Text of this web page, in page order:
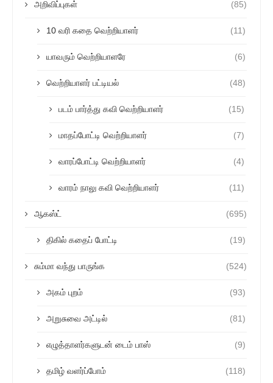
அறிவிப்புகள் (85)
10 வரி கதை வெற்றியாளர் (11)
யாவரும் வெற்றியாளரே (6)
வெற்றியாளர் பட்டியல் (48)
படம் பார்த்து கவி வெற்றியாளர் (15)
மாதப்போட்டி வெற்றியாளர் (7)
வாரப்போட்டி வெற்றியாளர் (4)
வாரம் நாலு கவி வெற்றியாளர் (11)
ஆகஸ்ட் (695)
திகில் கதைப் போட்டி (19)
சும்மா வந்து பாருங்க (524)
அகம் புறம் (93)
அறுசுவை அட்டில் (81)
எழுத்தாளர்களுடன் டைம் பாஸ் (9)
தமிழ் வளர்ப்போம் (118)